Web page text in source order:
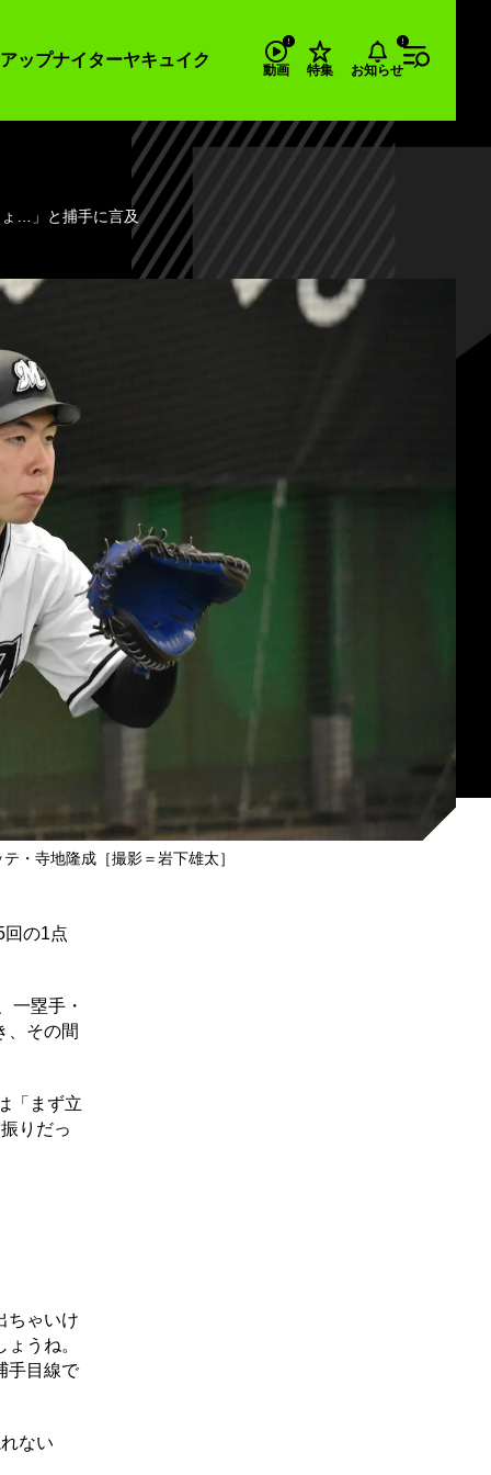
ップナイターヤキュイク
動画 特集 お知らせ
…」と捕手に言及
・寺地隆成［撮影＝岩下雄太］
の1点
一塁手・
、その間
「まず立
りだっ
ちゃいけ
うね。
手目線で
ない